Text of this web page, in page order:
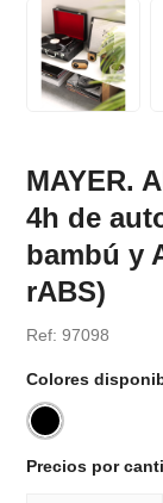
MAYER.
4h de
bambú y
rABS)
Ref: 97098
Colores
Precios por